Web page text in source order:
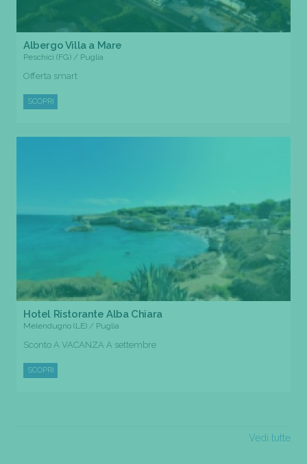
Albergo Villa a Mare
Peschici (FG) / Puglia
Offerta smart
SCOPRI
Hotel Ristorante Alba Chiara
Melendugno (LE) / Puglia
Sconto A VACANZA A settembre
SCOPRI
Vedi tutte